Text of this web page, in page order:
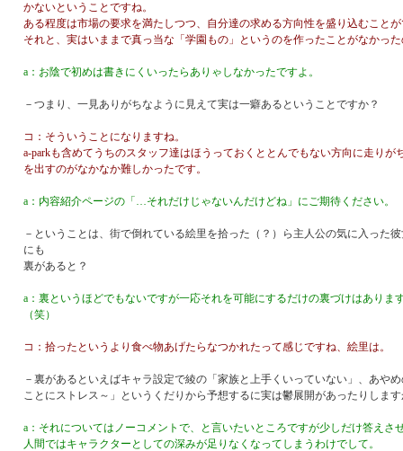
かないということですね。
ある程度は市場の要求を満たしつつ、自分達の求める方向性を盛り込むこと
それと、実はいままで真っ当な「学園もの」というのを作ったことがなかっ
a：お陰で初めは書きにくいったらありゃしなかったですよ。
－つまり、一見ありがちなように見えて実は一癖あるということですか？
コ：そういうことになりますね。
a-parkも含めてうちのスタッフ達はほうっておくととんでもない方向に走り
を出すのがなかなか難しかったです。
a：内容紹介ページの「…それだけじゃないんだけどね」にご期待ください。
－ということは、街で倒れている絵里を拾った（？）ら主人公の気に入った
にも
裏があると？
a：裏というほどでもないですが一応それを可能にするだけの裏づけはありま
（笑）
コ：拾ったというより食べ物あげたらなつかれたって感じですね、絵里は。
－裏があるといえばキャラ設定で綾の「家族と上手くいっていない」、あや
ことにストレス～」というくだりから予想するに実は鬱展開があったりしま
a：それについてはノーコメントで、と言いたいところですが少しだけ答え
人間ではキャラクターとしての深みが足りなくなってしまうわけでして。